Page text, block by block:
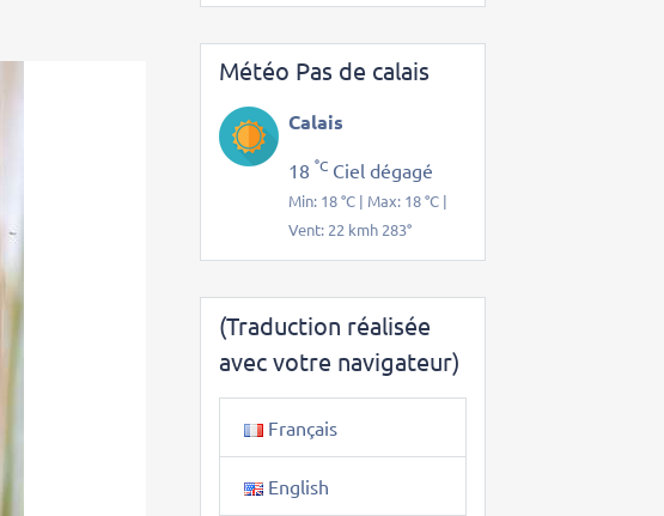
Météo Pas de calais
Calais
18 °CCiel dégagé
Min: 18 °C | Max: 18 °C |
Vent: 22 kmh 283°
(Traduction réalisée
avec votre navigateur)
Français
English